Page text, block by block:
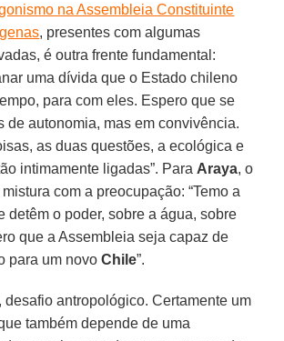
na Assembleia Constituinte
, presentes com algumas
é outra frente fundamental:
uma dívida que o Estado chileno
para com eles. Espero que se
de autonomia, mas em convivência.
as duas questões, a ecológica e
intimamente ligadas”. Para Araya, o
com a preocupação: “Temo a
detêm o poder, sobre a água, sobre
que a Assembleia seja capaz de
para um novoChile”.
desafio antropológico. Certamente um
também depende de uma